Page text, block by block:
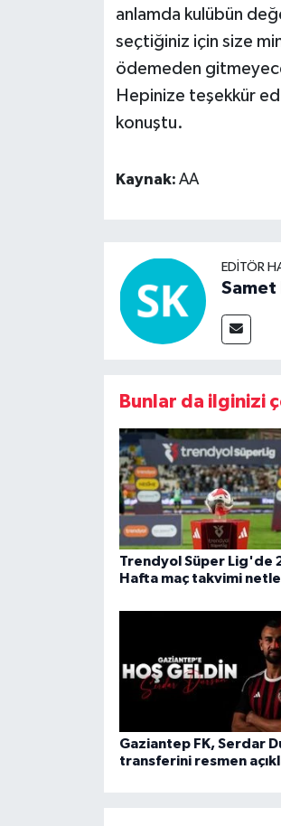
anlamda kulübün
seçtiğiniz için size
ödemeden
Hepinize teşekkür
konuştu.
Kaynak: AA
EDITÖR
Samet
Bunlar da ilginizi
Trendyol Süper Lig'de
Hafta maç takvimi
Gaziantep FK, Serdar
transferini resmen